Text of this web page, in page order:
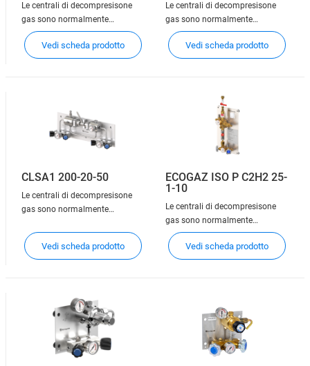
Le centrali di decompresisone
gas sono normalmente
installate a monte della linea
principale di distribuzione del
gas e sono progettate per
consentono la connessione di
Vedi scheda prodotto
Le centrali di decompresisone
gas sono normalmente
installate a monte della linea
principale di distribuzione del
gas e sono progettate per
punti di utilizzo. Esse
consentono la connessione di
Vedi scheda prodotto
CLSA1 200-20-50
Le centrali di decompresisone
gas sono normalmente
principale di distribuzione del
gas e sono progettate per
consentono la connessione di
Vedi scheda prodotto
ECOGAZ ISO P C2H2 25-
1-10
Le centrali di decompresisone
gas sono normalmente
installate a monte della linea
principale di distribuzione del
gas e sono progettate per
consentono la connessione di
Vedi scheda prodotto